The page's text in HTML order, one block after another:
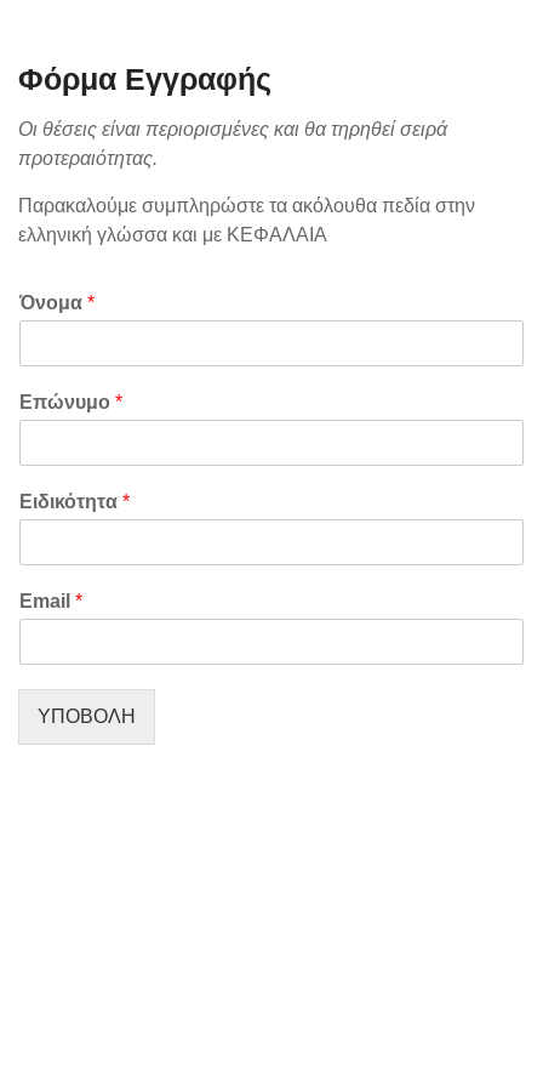
Φόρμα Εγγραφής
Οι θέσεις είναι περιορισμένες και θα τηρηθεί σειρά
προτεραιότητας.
Παρακαλούμε συμπληρώστε τα ακόλουθα πεδία στην
ελληνική γλώσσα και με ΚΕΦΑΛΑΙΑ
Όνομα *
Επώνυμο *
Ειδικότητα *
Email *
ΥΠΟΒΟΛΗ